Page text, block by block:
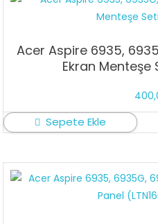
Acer Aspire 6935,
Ekran
Sepete Ekle